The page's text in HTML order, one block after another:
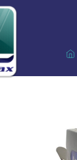
Ir
para
o
conteúdo